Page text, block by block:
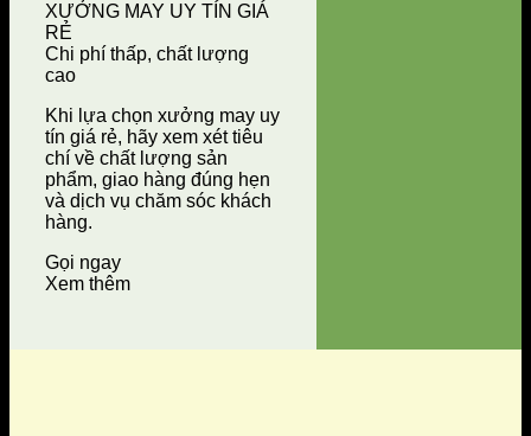
XƯỞNG MAY UY TÍN GIÁ
RẺ
Chi phí thấp, chất lượng
cao
Khi lựa chọn xưởng may uy
tín giá rẻ, hãy xem xét tiêu
chí về chất lượng sản
phẩm, giao hàng đúng hẹn
và dịch vụ chăm sóc khách
hàng.
Gọi ngay
Xem thêm